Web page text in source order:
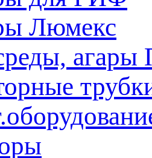
Люмекс
агары